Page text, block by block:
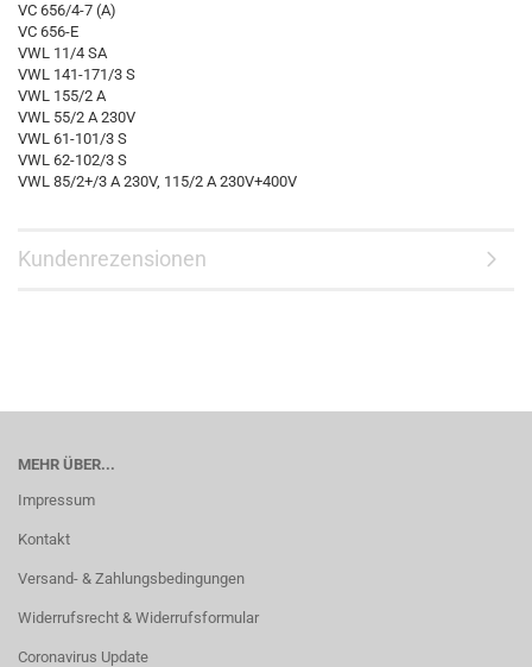
VC 656/4-7 (A)
VC 656-E
VWL 11/4 SA
VWL 141-171/3 S
VWL 155/2 A
VWL 55/2 A 230V
VWL 61-101/3 S
VWL 62-102/3 S
VWL 85/2+/3 A 230V, 115/2 A 230V+400V
Kundenrezensionen
MEHR ÜBER...
Impressum
Kontakt
Versand- & Zahlungsbedingungen
Widerrufsrecht & Widerrufsformular
Coronavirus Update